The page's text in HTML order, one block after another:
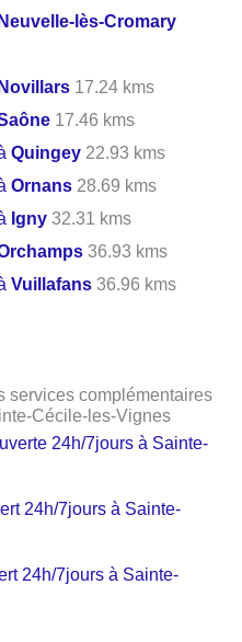
lès-Cromary
17.24 kms
17.46 kms
Quingey 22.93 kms
Ornans 28.69 kms
Igny 32.31 kms
36.93 kms
Vuillafans 36.96 kms
services complémentaires
Cécile-les-Vignes
24h/7jours à Sainte-
24h/7jours à Sainte-
24h/7jours à Sainte-